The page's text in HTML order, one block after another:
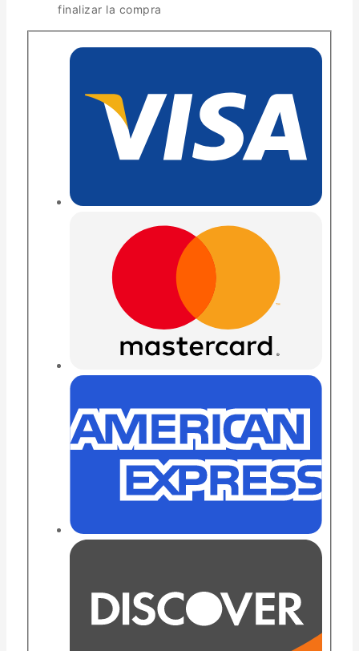
finalizar la compra